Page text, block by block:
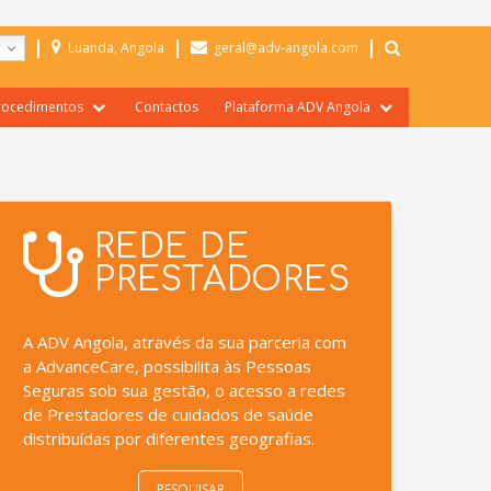
Luanda, Angola geral@adv-angola.com
Contactos Plataforma ADV Angola
Portal Prestadores
REDE DE
PRESTADORES
A ADV Angola, através da sua parceria com
a AdvanceCare, possibilita às Pessoas
Seguras sob sua gestão, o acesso a redes
de Prestadores de cuidados de saúde
distribuídas por diferentes geografias.